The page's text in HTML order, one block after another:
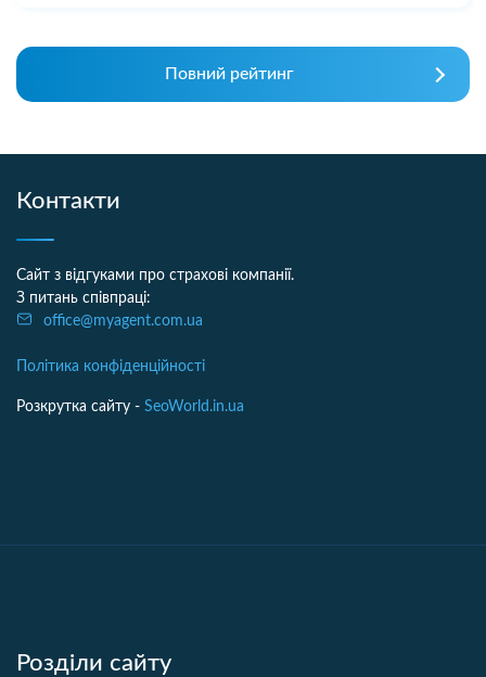
Повний рейтинг
Контакти
Сайт з відгуками про страхові компанії.
З питань співпраці:
office@myagent.com.ua
Політика конфіденційності
Розкрутка сайту - SeoWorld.in.ua
Розділи сайту